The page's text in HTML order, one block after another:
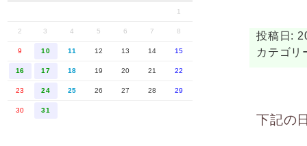
投稿日:
カテゴ
下記の
1
2 3 4 5 6 7 8
9 10 11 12 13 14 15
16 17 18 19 20 21 22
23 24 25 26 27 28 29
30 31